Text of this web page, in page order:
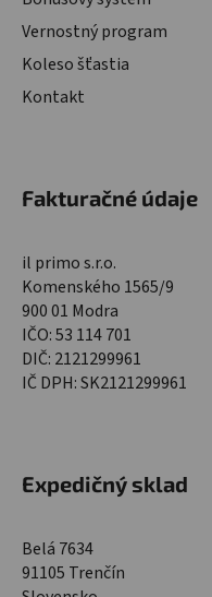
Vernostný program
Koleso šťastia
Kontakt
Fakturačné údaje
il primo s.r.o.
Komenského 1565/9
900 01 Modra
IČO: 53 114 701
DIČ: 2121299961
IČ DPH: SK2121299961
Expedičný sklad
Belá 7634
91105 Trenčín